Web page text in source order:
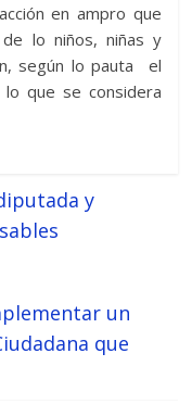
en ampro que
lo niños, niñas y
según lo pauta el
que se considera
y
un
que